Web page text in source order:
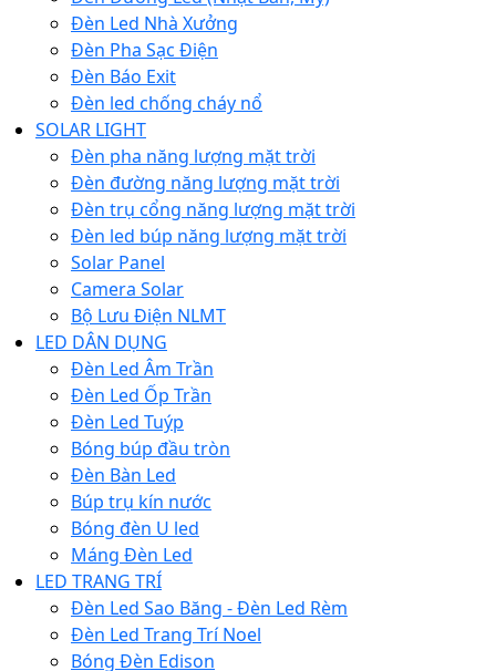
Đèn Led Nhà Xưởng
Đèn Pha Sạc Điện
Đèn Báo Exit
Đèn led chống cháy nổ
SOLAR LIGHT
Đèn pha năng lượng mặt trời
Đèn đường năng lượng mặt trời
Đèn trụ cổng năng lượng mặt trời
Đèn led búp năng lượng mặt trời
Solar Panel
Camera Solar
Bộ Lưu Điện NLMT
LED DÂN DỤNG
Đèn Led Âm Trần
Đèn Led Ốp Trần
Đèn Led Tuýp
Bóng búp đầu tròn
Đèn Bàn Led
Búp trụ kín nước
Bóng đèn U led
Máng Đèn Led
LED TRANG TRÍ
Đèn Led Sao Băng - Đèn Led Rèm
Đèn Led Trang Trí Noel
Bóng Đèn Edison